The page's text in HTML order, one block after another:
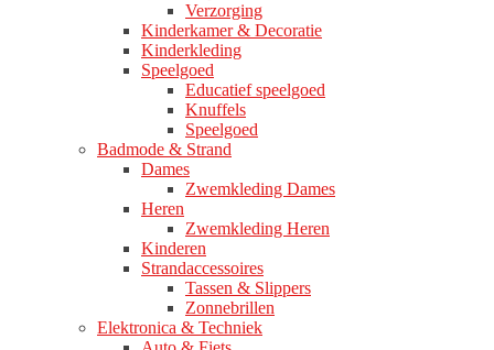
Verzorging
Kinderkamer & Decoratie
Kinderkleding
Speelgoed
Educatief speelgoed
Knuffels
Speelgoed
Badmode & Strand
Dames
Zwemkleding Dames
Heren
Zwemkleding Heren
Kinderen
Strandaccessoires
Tassen & Slippers
Zonnebrillen
Elektronica & Techniek